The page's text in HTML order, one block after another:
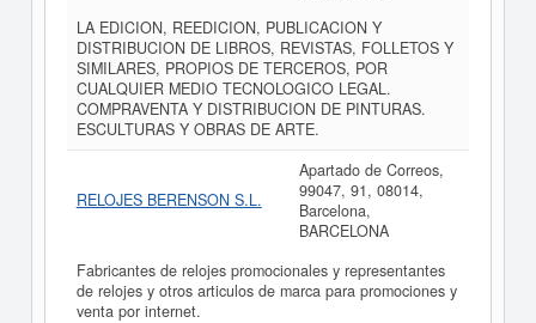
LA EDICION, REEDICION, PUBLICACION Y
DISTRIBUCION DE LIBROS, REVISTAS, FOLLETOS Y
SIMILARES, PROPIOS DE TERCEROS, POR
CUALQUIER MEDIO TECNOLOGICO LEGAL.
COMPRAVENTA Y DISTRIBUCION DE PINTURAS.
ESCULTURAS Y OBRAS DE ARTE.
RELOJES BERENSON S.L.
Apartado de Correos,
99047, 91, 08014,
Barcelona,
BARCELONA
Fabricantes de relojes promocionales y representantes
de relojes y otros articulos de marca para promociones y
venta por internet.